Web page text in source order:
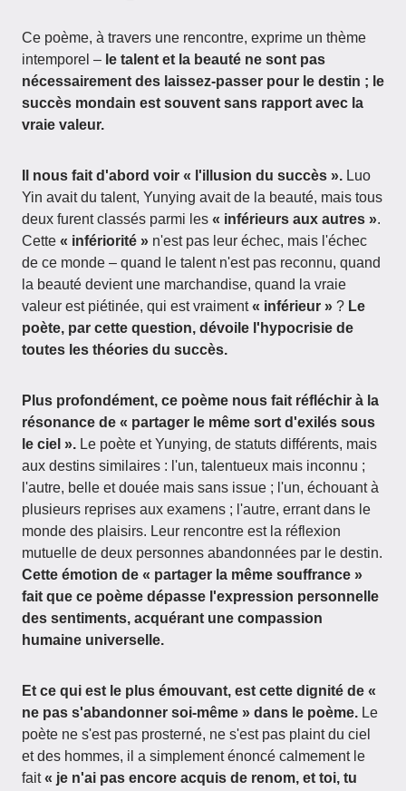
Ce poème, à travers une rencontre, exprime un thème
intemporel – le talent et la beauté ne sont pas
nécessairement des laissez-passer pour le destin ; le
succès mondain est souvent sans rapport avec la
vraie valeur.
Il nous fait d'abord voir « l'illusion du succès ». Luo
Yin avait du talent, Yunying avait de la beauté, mais tous
deux furent classés parmi les « inférieurs aux autres ».
Cette « infériorité » n'est pas leur échec, mais l'échec
de ce monde – quand le talent n'est pas reconnu, quand
la beauté devient une marchandise, quand la vraie
valeur est piétinée, qui est vraiment« inférieur » ? Le
poète, par cette question, dévoile l'hypocrisie de
toutes les théories du succès.
Plus profondément, ce poème nous fait réfléchir à la
résonance de « partager le même sort d'exilés sous
le ciel ». Le poète et Yunying, de statuts différents, mais
aux destins similaires : l'un, talentueux mais inconnu ;
l'autre, belle et douée mais sans issue ; l'un, échouant à
plusieurs reprises aux examens ; l'autre, errant dans le
monde des plaisirs. Leur rencontre est la réflexion
mutuelle de deux personnes abandonnées par le destin.
Cette émotion de « partager la même souffrance »
fait que ce poème dépasse l'expression personnelle
des sentiments, acquérant une compassion
humaine universelle.
Et ce qui est le plus émouvant, est cette dignité de «
ne pas s'abandonner soi-même » dans le poème. Le
poète ne s'est pas prosterné, ne s'est pas plaint du ciel
et des hommes, il a simplement énoncé calmement le
fait« je n'ai pas encore acquis de renom, et toi, tu